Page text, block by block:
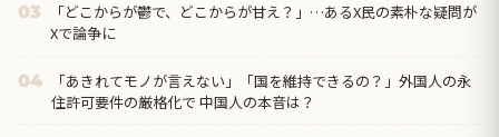
03
「どこからが鬱で、どこからが甘え？」…あるX民の素朴な疑問が
Xで論争に
04
「あきれてモノが言えない」「国を維持できるの？」外国人の永
住許可要件の厳格化で 中国人の本音は？